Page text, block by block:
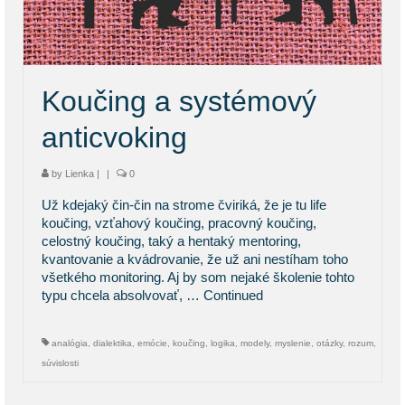
KONTAKT
BLOG
Koučing a systémový
anticvoking
by Lienka | | 0
Už kdejaký čin-čin na strome čviriká, že je tu life
koučing, vzťahový koučing, pracovný koučing,
celostný koučing, taký a hentaký mentoring,
kvantovanie a kvádrovanie, že už ani nestíham toho
všetkého monitoring. Aj by som nejaké školenie tohto
typu chcela absolvovať, … Continued
analógia dialektika emócie koučing logika modely, myslenie otázky, rozum
súvislosti